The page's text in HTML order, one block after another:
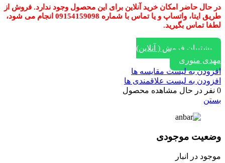
در حال حاضر امکان خرید آنلاین برای این محصول وجود ندارد. فروش از
طریق ایتا، واتساپ و یا تماس با شماره 09154159098 انجام می شود،
لطفا تماس بگیرید.
پشتیبان فروش ( آنلاین)
مهدی منوری
افزودن به لیست مقایسه ها
افزودن به لیست علاقمندی ها
0 نفر در حال مشاهده محصول
بستن
وضعیت موجودی
موجود در انبار